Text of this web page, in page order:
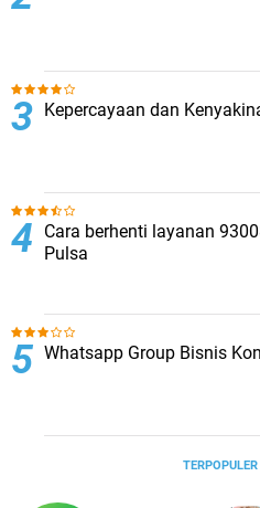
Kepercayaan dan
Cara berhenti layanan
Pulsa
Whatsapp Group Bisnis